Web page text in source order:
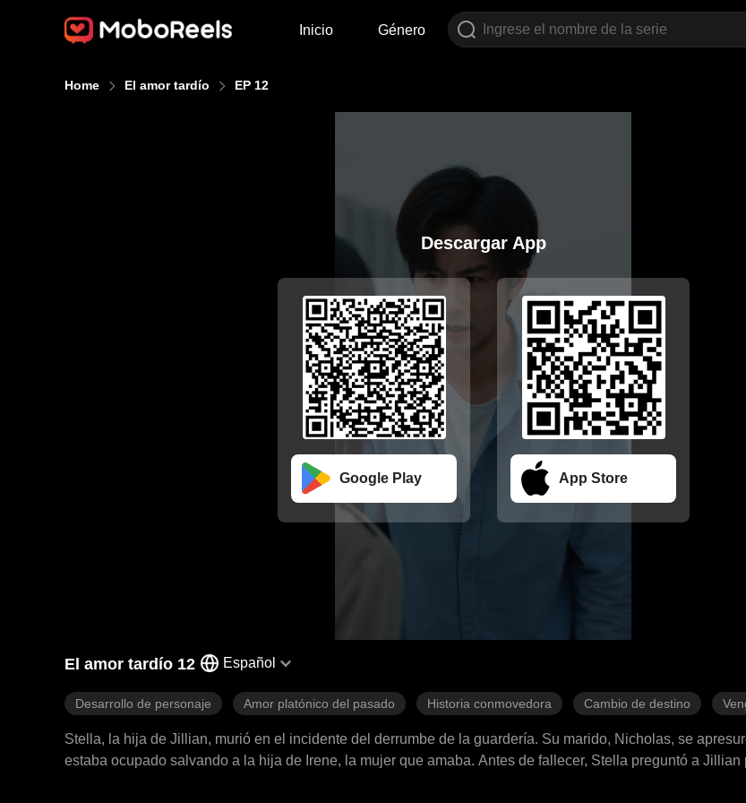
Inicio Género
Home El amor tardío EP 12
Descargar App
Google Play App Store
El amor tardío 12 Español
Desarrollo de personaje Amor platónico del pasado Historia conmovedora Cambio de destino
Stella, la hija de Jillian, murió en el incidente del derrumbe de la guardería. Su marido, Nicholas, se
estaba ocupado salvando a la hija de Irene, la mujer que amaba. Antes de fallecer, Stella preguntó a Jillian